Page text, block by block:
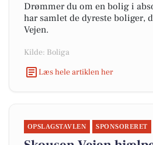
Drømmer du om en bolig i
har samlet de dyreste boliger,
Vejen.
Kilde: Boliga
Læs hele artiklen her
OPSLAGSTAVLEN SPONSORERET